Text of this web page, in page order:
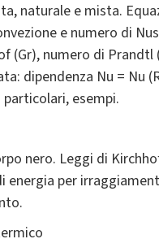
naturale e mista.
e numero di
(Gr), numero di
dipendenza Nu = Nu
particolari, esempi.
nero. Leggi di
energia per